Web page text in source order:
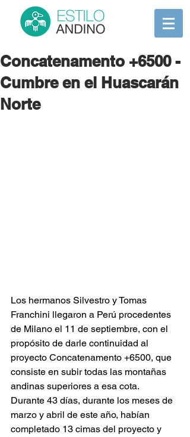
Concatenamento +6500 -
Cumbre en el Huascarán
Norte
Los hermanos Silvestro y Tomas
Franchini llegaron a Perú procedentes
de Milano el 11 de septiembre, con el
propósito de darle continuidad al
proyecto Concatenamento +6500, que
consiste en subir todas las montañas
andinas superiores a esa cota.
Durante 43 días, durante los meses de
marzo y abril de este año, habían
completado 13 cimas del proyecto y